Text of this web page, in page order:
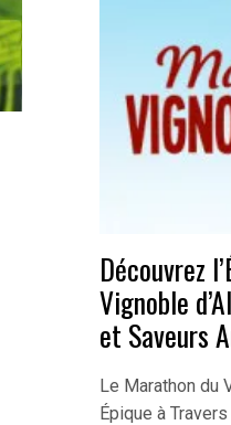
Découvrez
Vignoble
et Saveurs
Le Marathon du
Épique à